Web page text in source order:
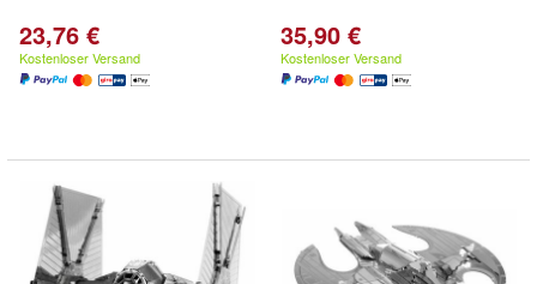
23,76 €
Kostenloser Versand
35,90 €
Kostenloser Versand